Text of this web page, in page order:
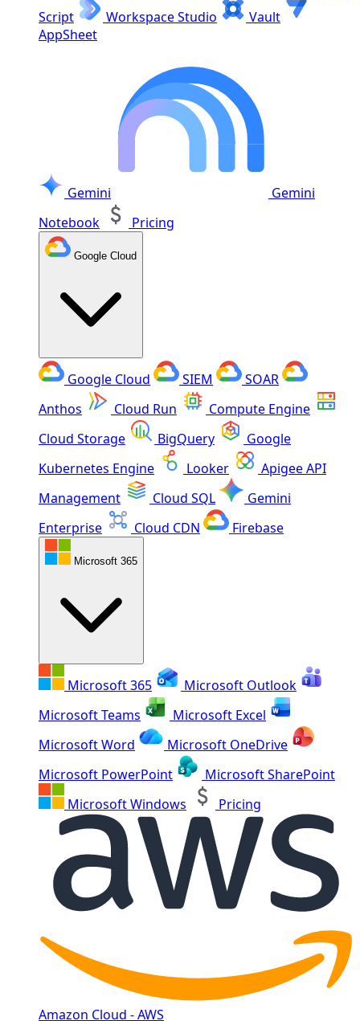
Script
Workspace Studio
Vault
AppSheet
Gemini
Gemini
Notebook
Pricing
Google Cloud
Google Cloud SIEM
SOAR
Anthos
Cloud Run
Compute Engine
Cloud Storage
BigQuery
Google
Kubernetes Engine
Looker
Apigee API
Management
Cloud SQL
Gemini
Enterprise
Cloud CDN Firebase
Microsoft 365
Microsoft 365
Microsoft Outlook
Microsoft Teams
Microsoft Excel
Microsoft Word
Microsoft OneDrive
Microsoft PowerPoint
Microsoft SharePoint
Microsoft Windows
Pricing
Amazon Cloud - AWS